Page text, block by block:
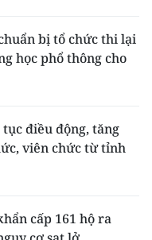
bị tổ chức thi lại
học phổ thông cho
điều động, tăng
viên chức từ tỉnh
cấp 161 hộ ra